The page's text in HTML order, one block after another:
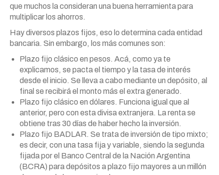
que muchos la consideran una buena herramienta para
multiplicar los ahorros.
Hay diversos plazos fijos, eso lo determina cada entidad
bancaria. Sin embargo, los más comunes son:
Plazo fijo clásico en pesos. Acá, como ya te
explicamos, se pacta el tiempo y la tasa de interés
desde el inicio. Se lleva a cabo mediante un depósito, al
final se recibirá el monto más el extra generado.
Plazo fijo clásico en dólares. Funciona igual que al
anterior, pero con esta divisa extranjera. La renta se
obtiene tras 30 días de haber hecho la inversión.
Plazo fijo BADLAR. Se trata de inversión de tipo mixto;
es decir, con una tasa fija y variable, siendo la segunda
fijada por el Banco Central de la Nación Argentina
(BCRA) para depósitos a plazo fijo mayores a un millón